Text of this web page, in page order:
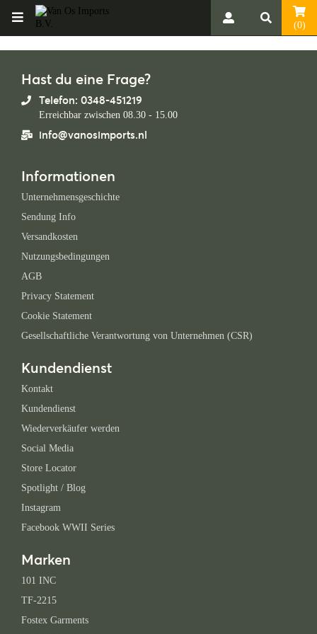
(0)
Hast du eine Frage?
Telefon: 0348-451219
Erreichbar zwischen 08.30 - 15.00
info@vanosimports.nl
Informationen
Unternehmensgeschichte
Sendung Info
Versandkosten
Nutzungsbedingungen
AGB
Privacy Statement
Cookie Statement
Gesellschaftliche Verantwortung von Unternehmen (CSR)
Kundendienst
Kontakt
Kundendienst
Wiederverkäufer werden
Social Media
Store Locator
Spotlight / Blog
Instagram
Facebook WWII Series
Marken
101 INC
TF-2215
Fostex Garments